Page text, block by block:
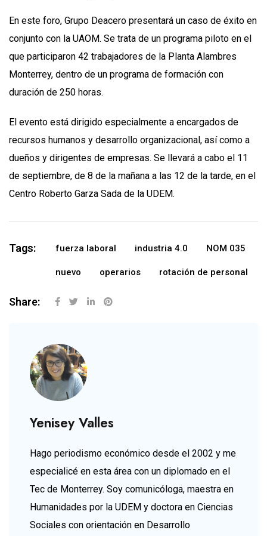
En este foro, Grupo Deacero presentará un caso de éxito en
conjunto con la UAOM. Se trata de un programa piloto en el
que participaron 42 trabajadores de la Planta Alambres
Monterrey, dentro de un programa de formación con
duración de 250 horas.
El evento está dirigido especialmente a encargados de
recursos humanos y desarrollo organizacional, así como a
dueños y dirigentes de empresas. Se llevará a cabo el 11
de septiembre, de 8 de la mañana a las 12 de la tarde, en el
Centro Roberto Garza Sada de la UDEM.
Tags: fuerza laboral industria 4.0 NOM 035
nuevo operarios rotación de personal
Share:
Yenisey Valles
Hago periodismo económico desde el 2002 y me
especialicé en esta área con un diplomado en el
Tec de Monterrey. Soy comunicóloga, maestra en
Humanidades por la UDEM y doctora en Ciencias
Sociales con orientación en Desarrollo